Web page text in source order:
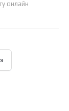
онлайн
»